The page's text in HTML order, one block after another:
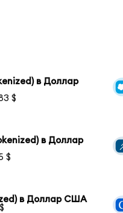
в Доллар
$
в Доллар
$
в Доллар США